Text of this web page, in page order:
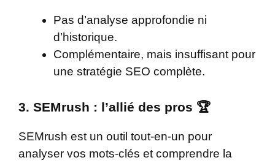
Pas d’analyse approfondie ni
d’historique.
Complémentaire, mais insuffisant pour
une stratégie SEO complète.
3. SEMrush : l’allié des pros 🏆
SEMrush est un outil tout-en-un pour
analyser vos mots-clés et comprendre la